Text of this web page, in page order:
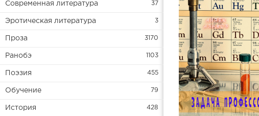
Современная литература 37
Эротическая литература 3
Проза 3170
Ранобэ 1103
Поэзия 455
Обучение 79
История 428